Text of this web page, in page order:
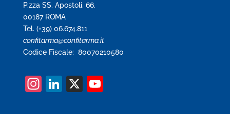
P.zza SS. Apostoli, 66.
00187 ROMA
Tel. (+39) 06.674.811
confitarma@confitarma.it
Codice Fiscale: 80070210580
In Li X Y